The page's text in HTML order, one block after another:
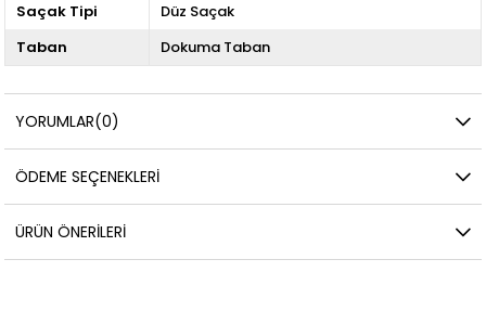
Saçak Tipi
Düz Saçak
Taban
Dokuma Taban
YORUMLAR(0)
ÖDEME SEÇENEKLERI
ÜRÜN ÖNERILERI